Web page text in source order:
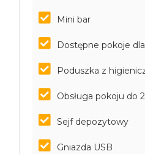
Mini bar
Dostępne pokoje
Poduszka z
Obsługa pokoju do
Sejf depozytowy
Gniazda USB